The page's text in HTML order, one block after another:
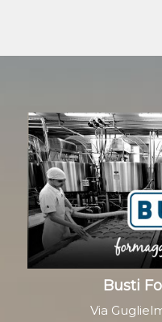
Busti
Via